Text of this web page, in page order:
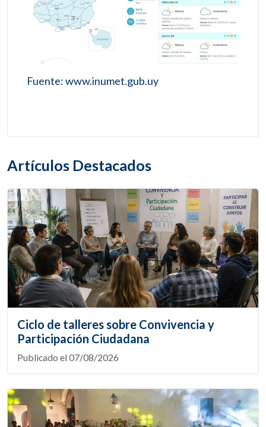
Fuente: www.inumet.gub.uy
Artículos Destacados
Ciclo de talleres sobre Convivencia y
Participación Ciudadana
Publicado el 07/08/2026